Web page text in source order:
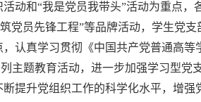
动和“我是党员我带头”活动为重点，
党员先锋工程”等品牌活动，学生党支
，认真学习贯彻《中国共产党普通高等
主题教育活动，进一步加强学习型党
提升党组织工作的科学化水平，增强